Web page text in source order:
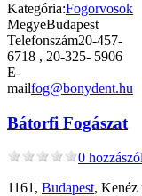
Kategória:Fogorvosok
MegyeBudapest
Telefonszám20-457-
6718 , 20-325- 5906
E-
mailfog@bonydent.hu
Bátorfi Fogászat
0
1161, Budapest, Kenéz